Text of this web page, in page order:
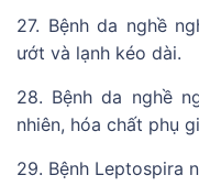
27. Bệnh da nghề
ướt và lạnh kéo dài.
28. Bệnh da nghề
nhiên, hóa chất phụ
29. Bệnh Leptospira